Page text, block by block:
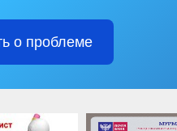
о проблеме